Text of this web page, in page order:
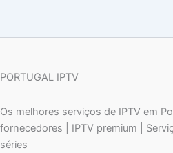
PORTUGAL IPTV
Os melhores serviços de IPTV em
fornecedores | IPTV premium |
séries